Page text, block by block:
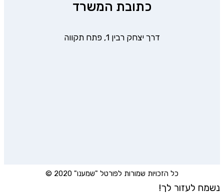
כתובת המשרד
דרך יצחק רבין 1, פתח תקווה
כל הזכויות שמורות לפורטל "שמענו" 2020 ©
נשמח לעזור לך!